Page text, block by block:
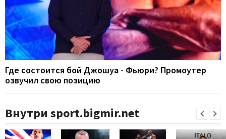
Где состоится бой Джошуа - Фьюри? Промоутер
озвучил свою позицию
Внутри sport.bigmir.net